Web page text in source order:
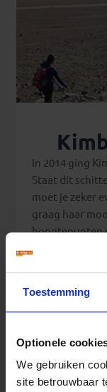
Toestemming
Optionele
We gebruiken
site betrouwbaar
In 2014 ging
Staat dit
moet je zeker
graag haar
hoogtepunten